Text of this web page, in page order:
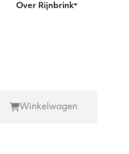
Over Rijnbrink
Winkelwagen